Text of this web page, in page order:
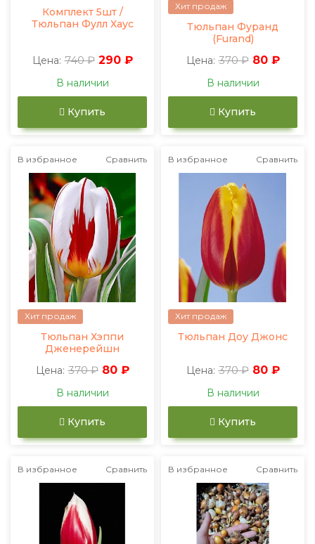
Комплект 5шт /
Тюльпан Фулл Хаус
Цена: 740 ₽ 290 ₽
В наличии
Купить
Хит продаж
Тюльпан Фуранд
(Furand)
Цена: 370 ₽ 80 ₽
В наличии
Купить
В избранное Сравнить
Хит продаж
Тюльпан Хэппи
Дженерейшн
Цена: 370 ₽ 80 ₽
В наличии
Купить
В избранное Сравнить
Хит продаж
Тюльпан Доу Джонс
Цена: 370 ₽ 80 ₽
В наличии
Купить
В избранное Сравнить В избранное Сравнить